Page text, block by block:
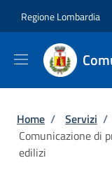
Regione Lombardia
Briciole
Home / Servizi /
Comunicazione di
edilizi